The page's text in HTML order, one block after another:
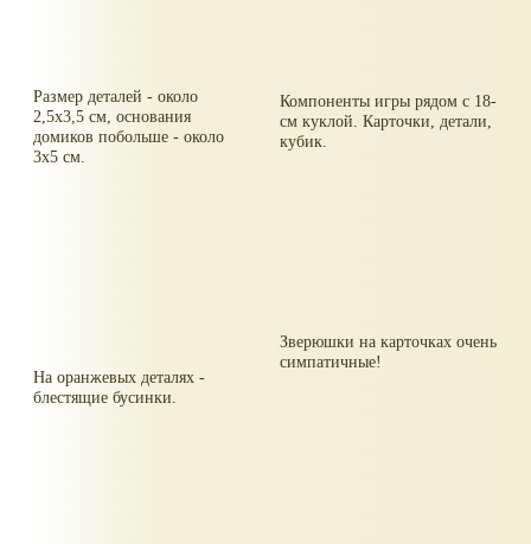
Размер деталей - около
2,5х3,5 см, основания
домиков побольше - около
3х5 см.
Компоненты игры рядом с 18-
см куклой. Карточки, детали,
кубик.
На оранжевых деталях -
блестящие бусинки.
Зверюшки на карточках очень
симпатичные!